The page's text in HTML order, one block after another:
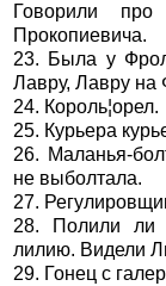
Говорили
Прокопиевича.
23. Была у
Лавру, Лавру на
24. Король¦орел.
25. Курьера
26. Маланья-
не выболтала.
27.
28. Полили ли
лилию. Видели
29. Гонец с